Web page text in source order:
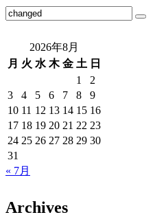
2026年8月
月 火 水 木 金 土 日
1
2
3
4 5 6 7 8
9
10 11 12 13 14 15 16
17 18 19 20 21 22 23
24 25 26 27 28 29 30
31
« 7月
Archives